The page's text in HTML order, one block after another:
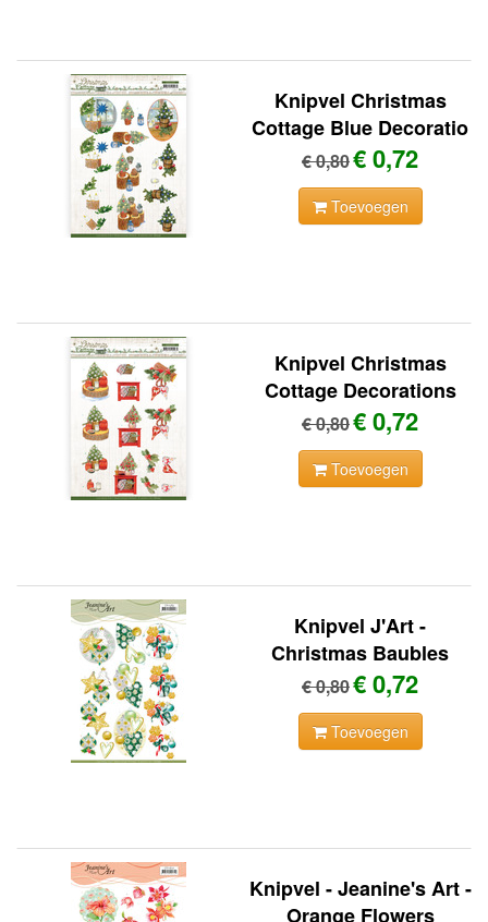
Knipvel Christmas
Cottage Blue Decoratio
€ 0,80€ 0,72
Toevoegen
Knipvel Christmas
Cottage Decorations
€ 0,80€ 0,72
Toevoegen
Knipvel J'Art -
Christmas Baubles
€ 0,80€ 0,72
Toevoegen
Knipvel - Jeanine's Art -
Orange Flowers